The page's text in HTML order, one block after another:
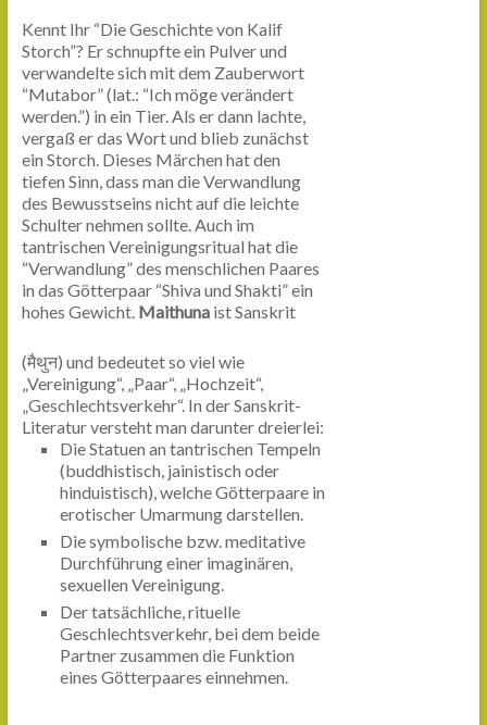
Kennt Ihr “Die Geschichte von Kalif
Storch”? Er schnupfte ein Pulver und
verwandelte sich mit dem Zauberwort
“Mutabor” (lat.: “Ich möge verändert
werden.”) in ein Tier. Als er dann lachte,
vergaß er das Wort und blieb zunächst
ein Storch. Dieses Märchen hat den
tiefen Sinn, dass man die Verwandlung
des Bewusstseins nicht auf die leichte
Schulter nehmen sollte. Auch im
tantrischen Vereinigungsritual hat die
“Verwandlung” des menschlichen Paares
in das Götterpaar “Shiva und Shakti” ein
hohes Gewicht. Maithunaist Sanskrit
(मैथुन) und bedeutet so viel wie
„Vereinigung“, „Paar“, „Hochzeit“,
„Geschlechtsverkehr“. In der Sanskrit-
Literatur versteht man darunter dreierlei:
Die Statuen an tantrischen Tempeln
(buddhistisch, jainistisch oder
hinduistisch), welche Götterpaare in
erotischer Umarmung darstellen.
Die symbolische bzw. meditative
Durchführung einer imaginären,
sexuellen Vereinigung.
Der tatsächliche, rituelle
Geschlechtsverkehr, bei dem beide
Partner zusammen die Funktion
eines Götterpaares einnehmen.